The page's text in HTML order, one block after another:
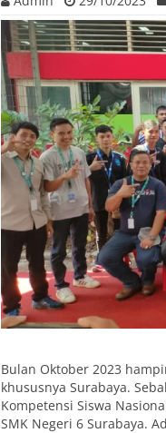
Bulan Oktober 2023
khususnya Surabaya.
Kompetensi Siswa
SMK Negeri 6 Surabaya.